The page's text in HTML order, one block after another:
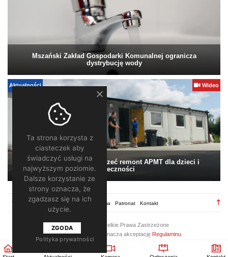
Mszański Zakład Gospodarki Komunalnej ogranicza
dystrybucję wody
Aktualności Wideo
Pomagamy. Warto wesprzeć remont APMT dla dzieci i
społeczności
Regulamin Redakcja Reklama Patronat Kontakt
2026 ©
/ Wszelkie Prawa Zastrzeżone
Korzystanie z portalu oznacza akceptację Regulaminu
Ta strona korzysta z
ciasteczek aby
świadczyć usługi na
najwyższym poziomie.
Dalsze korzystanie ze
strony oznacza, że
zgadzasz się na ich
użycie.
ZGODA
Polityka prywatności